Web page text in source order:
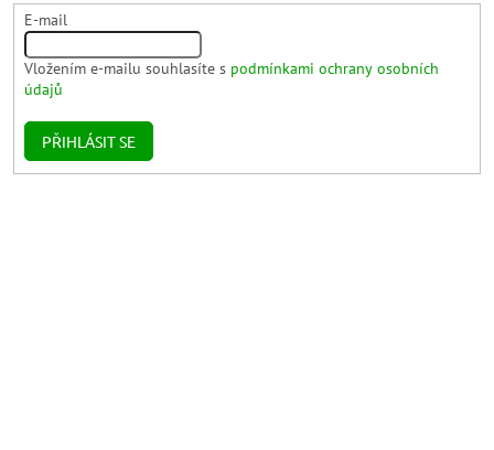
E-mail
Vložením e-mailu souhlasíte s podmínkami ochrany osobních
údajů
PŘIHLÁSIT SE